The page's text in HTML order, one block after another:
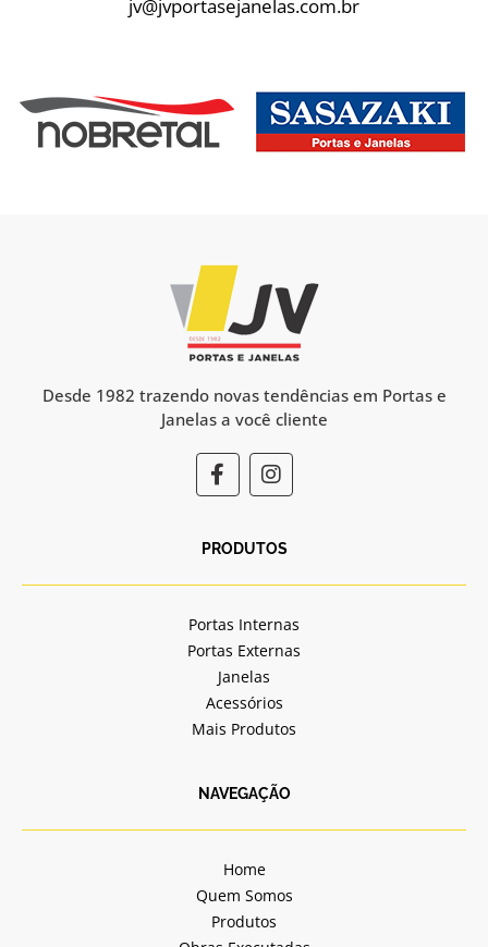
jv@jvportasejanelas.com.br
Desde 1982 trazendo novas tendências em Portas e
Janelas a você cliente
F
a
c
b
o
k
-
f
I
n
s
a
r
a
m
PRODUTOS
Portas Internas
Portas Externas
Janelas
Acessórios
Mais Produtos
NAVEGAÇÃO
Home
Quem Somos
Produtos